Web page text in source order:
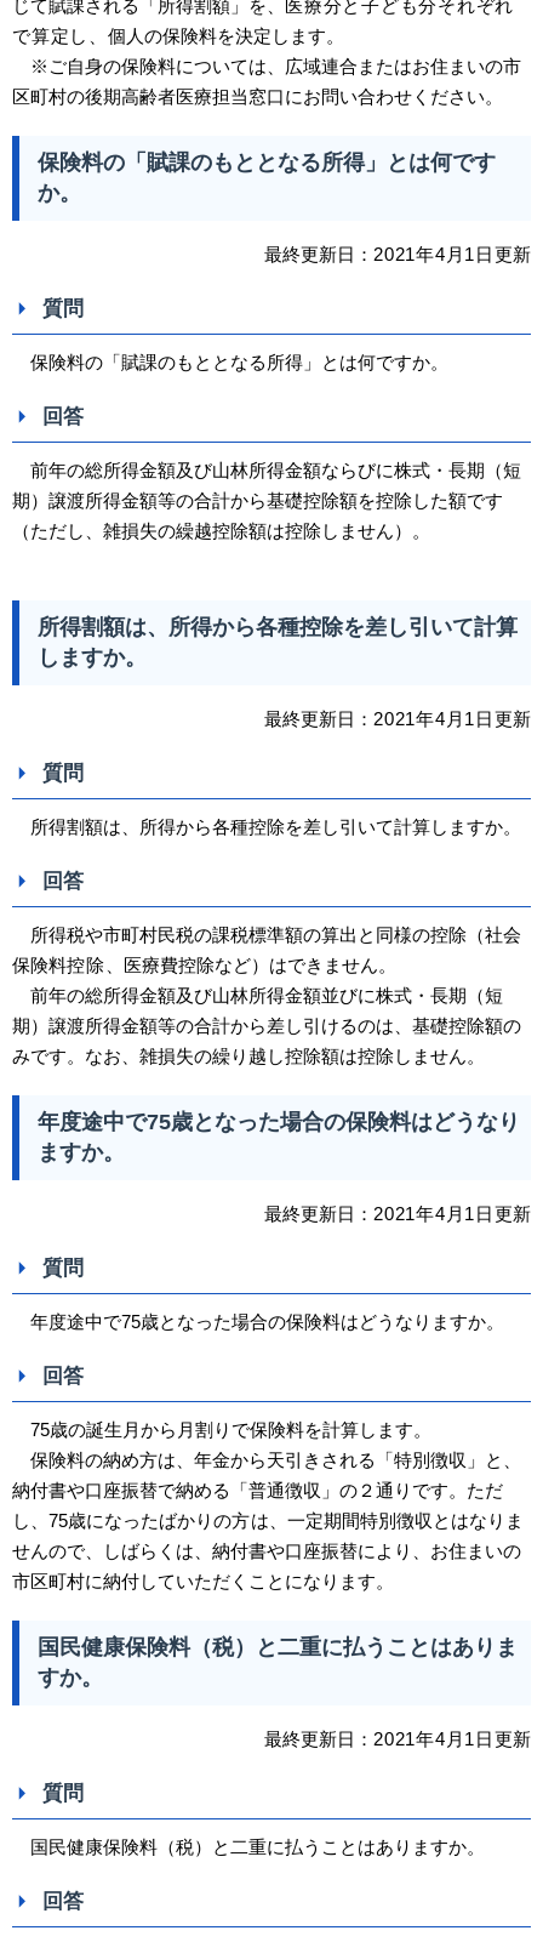
じて賦課される「所得割額」を、
医療分と子ども分それぞれ
で算定し、 個人の保険料を決定します。
※ご自身の保険料については、広域連合またはお住まいの市
区町村の後期高齢者医療担当窓口にお問い合わせください。
保険料の「賦課のもととなる所得」とは何です
か。
最終更新日： 2021年4 月1日更新
質問
保険料の「賦課のもととなる所得」とは何ですか。
回答
前年の総所得金額及び山林所得金額ならびに株式・長期（短
期）譲渡所得金額等の合計から基礎控除額を控除した額です
（ただし、雑損失の繰越控除額は控除しません）。
所得割額は、所得から各種控除を差し引いて計算
しますか。
最終更新日： 2021年4 月1日更新
質問
所得割額は、所得から各種控除を差し引いて計算しますか。
回答
所得税や市町村民税の課税標準額の算出と同様の控除（社会
保険料控除 、医療費控除など）はできません。
前年の総所得金額及び山林所得金額並びに株式・長期（短
期）譲渡所得金額等の合計から差し引けるのは、基礎控除額の
みです。なお、雑損失の繰り越し控除額は控除しません。
年度途中で75歳となった場合の保険料はどうなり
ますか。
最終更新日： 2021年4 月1日更新
質問
年度途中で75歳となった場合の保険料はどうなりますか。
回答
75歳の誕生月から月割りで保険料を計算します。
保険料の納め方は、年金から天引きされる「特別徴収」と、
納付書や口座振替で納める「普通徴収」の２通りです。ただ
し、75歳になったばかりの方は、一定期間特別徴収とはなりま
せんので、しばらくは、納付書や口座振替により、お住まいの
市区町村に納付していただくことになります。
国民健康保険料（税）と二重に払うことはありま
すか。
最終更新日： 2021年4 月1日更新
質問
国民健康保険料（税）と二重に払うことはありますか。
回答